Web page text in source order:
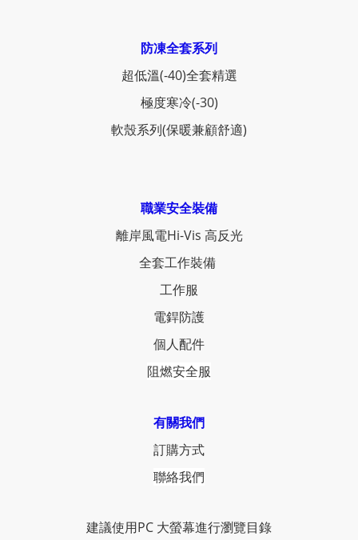
防凍全套系列
超低溫(-40)全套精選
極度寒冷(-30)
軟殼系列(保暖兼顧舒適)
職業安全裝備
離岸風電Hi-Vis 高反光
全套工作裝備
工作服
電銲防護
個人配件
阻燃安全服
有關我們
訂購方式
聯絡我們
建議使用PC 大螢幕進行瀏覽目錄